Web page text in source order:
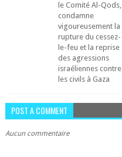
le Comité Al-Qods,
condamne
vigoureusement la
rupture du cessez-
le-feu et la reprise
des agressions
israéliennes contre
les civils à Gaza
POST A COMMENT
Aucun commentaire